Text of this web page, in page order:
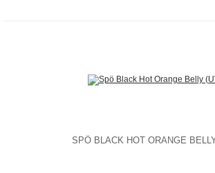
SPÖ BLACK HOT ORANGE